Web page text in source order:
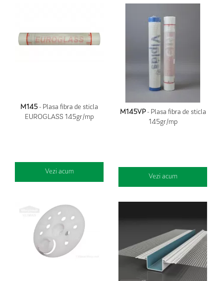
M145 - Plasa fibra de sticla
EUROGLASS 145gr/mp
Vezi acum
M145VP- Plasa fibra de sticla
145gr/mp
Vezi acum